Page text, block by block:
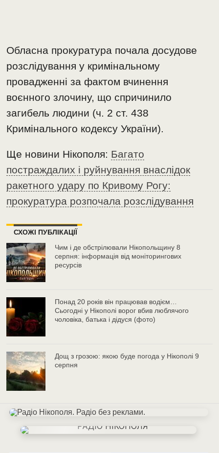
Обласна прокуратура почала досудове
розслідування у кримінальному
провадженні за фактом вчинення
воєнного злочину, що спричинило
загибель людини (ч. 2 ст. 438
Кримінального кодексу України).
Ще новини Нікополя: Багато
постраждалих і руйнування внаслідок
ракетного удару по Кривому Рогу:
прокуратура розпочала розслідування
СХОЖІ ПУБЛІКАЦІЇ
Чим і де обстрілювали Нікопольщину 8
серпня: інформація від моніторингових
ресурсів
Понад 20 років він працював водієм…
Сьогодні у Нікополі ворог вбив люблячого
чоловіка, батька і дідуся (фото)
Дощ з грозою: якою буде погода у Нікополі 9
серпня